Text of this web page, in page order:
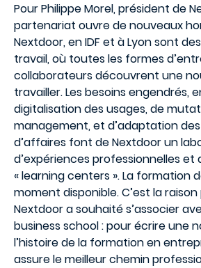
Pour Philippe Morel, président de
partenariat ouvre de nouveaux
Nextdoor, en IDF et à Lyon sont
travail, où toutes les formes
collaborateurs découvrent une
travailler. Les besoins engendrés,
digitalisation des usages, de
management, et d’adaptation
d’affaires font de Nextdoor un
d’expériences professionnelles
« learning centers ». La formation
moment disponible. C’est la
Nextdoor a souhaité s’associer
business school : pour écrire une
l’histoire de la formation en
assure le meilleur chemin